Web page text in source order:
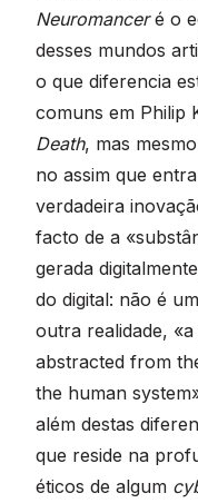
Neuromanceré o
desses mundos
o que diferencia
comuns em Philip
Death, mas
no assim que
verdadeira
facto de a
gerada
do digital: não é
outra realidade,
abstracted from
the human
além destas
que reside na
éticos de algum